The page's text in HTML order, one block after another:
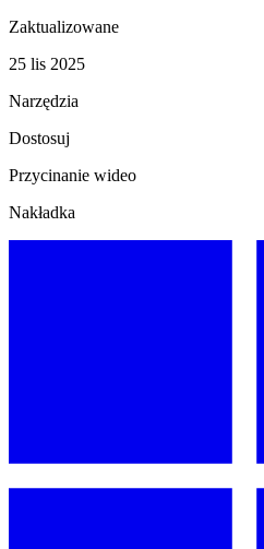
Zaktualizowane
25 lis 2025
Narzędzia
Dostosuj
Przycinanie wideo
Nakładka